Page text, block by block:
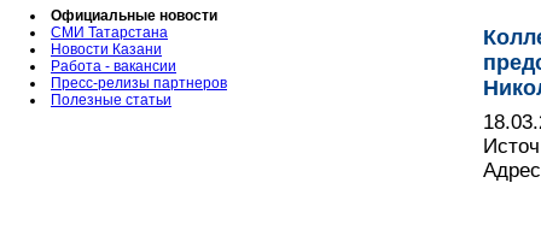
Официальные новости
СМИ Татарстана
Новости Казани
Работа - вакансии
Пресс-релизы партнеров
Полезные статьи